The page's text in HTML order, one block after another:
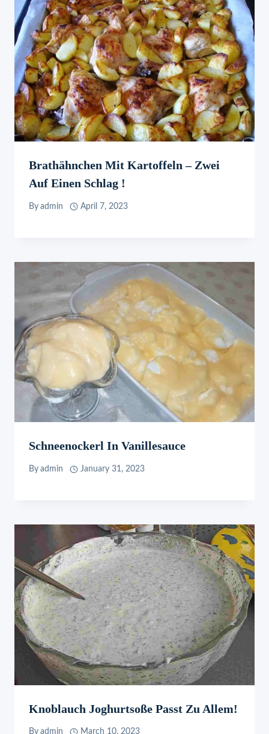
Brathähnchen Mit Kartoffeln – Zwei
Auf Einen Schlag !
By admin April 7, 2023
Schneenockerl In Vanillesauce
By admin January 31, 2023
Knoblauch Joghurtsoße Passt Zu Allem!
By admin March 10, 2023